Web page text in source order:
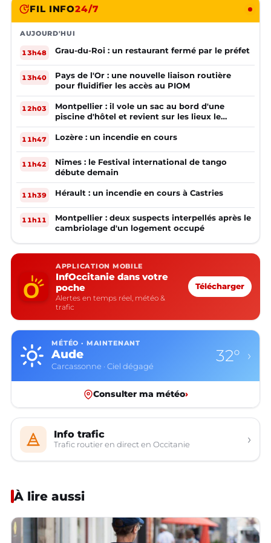
FIL INFO24/7
AUJOURD'HUI
13h48 Grau-du-Roi : un restaurant fermé par le préfet
13h40
Pays de l'Or : une nouvelle liaison routière
pour fluidifier les accès au PIOM
12h03
Montpellier : il vole un sac au bord d'une
piscine d'hôtel et revient sur les lieux le
lendemain
11h47 Lozère : un incendie en cours
11h42
Nîmes : le Festival international de tango
débute demain
11h39 Hérault : un incendie en cours à Castries
11h11
Montpellier : deux suspects interpellés après le
cambriolage d'un logement occupé
APPLICATION MOBILE
InfOccitanie dans votre
poche
Alertes en temps réel, météo &
trafic
Télécharger
MÉTÉO · MAINTENANT
Aude
Carcassonne · Ciel dégagé
32° ›
Consulter ma météo›
Info trafic
Trafic routier en direct en Occitanie ›
À lire aussi